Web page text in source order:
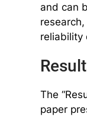
and can
reliability
The
paper